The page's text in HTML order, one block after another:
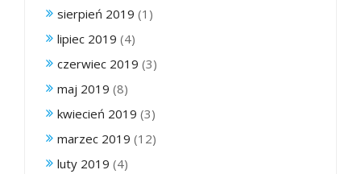
sierpień 2019 (1)
lipiec 2019 (4)
czerwiec 2019 (3)
maj 2019 (8)
kwiecień 2019 (3)
marzec 2019 (12)
luty 2019 (4)